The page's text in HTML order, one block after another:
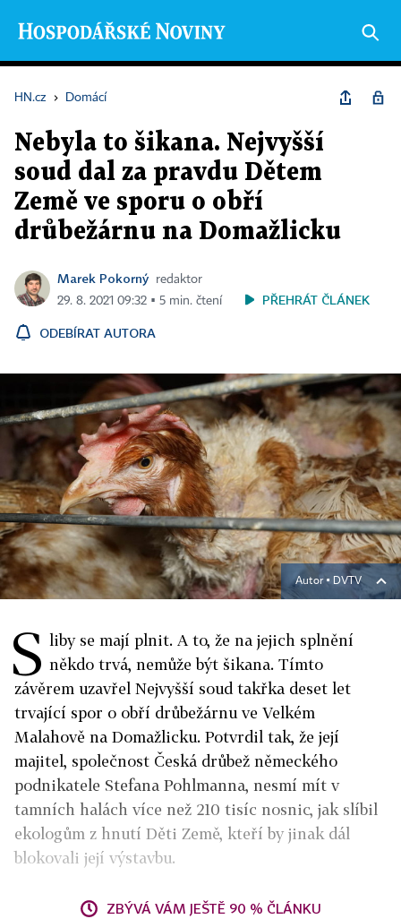
HN.cz › Domácí
Nebyla to šikana. Nejvyšší
soud dal za pravdu Dětem
Země ve sporu o obří
drůbežárnu na Domažlicku
Marek Pokorný
redaktor
29. 8. 2021 09:32 ▪ 5 min. čtení
PŘEHRÁT ČLÁNEK
ODEBÍRAT AUTORA
Autor ▪ DVTV
S liby se mají plnit. A to, že na jejich splnění
někdo trvá, nemůže být šikana. Tímto
závěrem uzavřel Nejvyšší soud takřka deset let
trvající spor o obří drůbežárnu ve Velkém
Malahově na Domažlicku. Potvrdil tak, že její
majitel, společnost Česká drůbež německého
podnikatele Stefana Pohlmanna, nesmí mít v
tamních halách více než 210 tisíc nosnic, jak slíbil
ekologům z hnutí Děti Země, kteří by jinak dál
blokovali její výstavbu.
ZBÝVÁ VÁM JEŠTĚ 90 % ČLÁNKU